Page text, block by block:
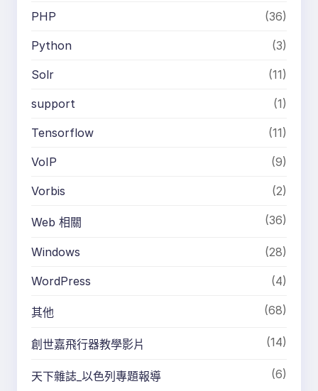
PHP (36)
Python (3)
Solr (11)
support (1)
Tensorflow (11)
VoIP (9)
Vorbis (2)
Web 相關 (36)
Windows (28)
WordPress (4)
其他 (68)
創世嘉飛行器教學影片 (14)
天下雜誌_以色列專題報導 (6)